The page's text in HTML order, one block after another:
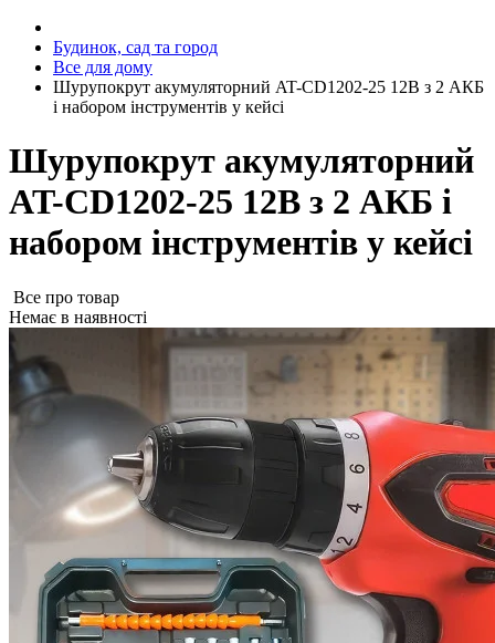
Будинок, сад та город
Все для дому
Шурупокрут акумуляторний AT-CD1202-25 12В з 2 АКБ
і набором інструментів у кейсі
Шурупокрут акумуляторний
AT-CD1202-25 12В з 2 АКБ і
набором інструментів у кейсі
Все про товар
Немає в наявності